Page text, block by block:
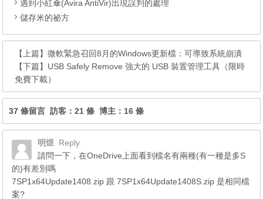
遇到小紅傘(Avira AntiVir)出現誤判的處理
儲存米的祕方
【上篇】微軟緊急召回8月的Windows更新檔：可導致系統崩潰
【下篇】 USB Safely Remove 強大的 USB 裝置管理工具（限時
免費下載）
37 條留言 訪客：21 條 博主：16 條
明煜 Reply
請問一下，在OneDrive上面看到檔名有兩種(有一種是多S
的)有差別嗎
7SP1x64Update1408.zip 跟 7SP1x64Update1408S.zip 是相同檔
案?